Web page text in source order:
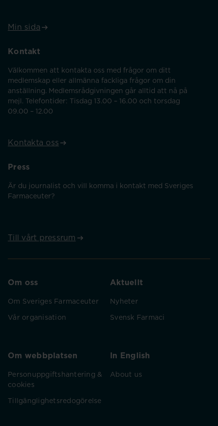
Min sida
Kontakt
Välkommen att kontakta oss med frågor om ditt
medlemskap eller allmänna fackliga frågor om din
anställning. Medlemsrådgivningen går alltid att nå på
mejl. Telefontider: Tisdag 13.00 – 16.00 och torsdag
09.00 – 12.00
Kontakta oss
Press
Är du journalist och vill komma i kontakt med Sveriges
Farmaceuter?
Till vårt pressrum
Om oss
Om Sveriges Farmaceuter
Vår organisation
Aktuellt
Nyheter
Svensk Farmaci
Om webbplatsen
Personuppgiftshantering &
cookies
Tillgänglighetsredogörelse
In English
About us